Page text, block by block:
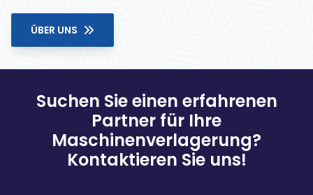
ÜBER UNS
Suchen Sie einen erfahrenen
Partner für Ihre
Maschinenverlagerung?
Kontaktieren Sie uns!